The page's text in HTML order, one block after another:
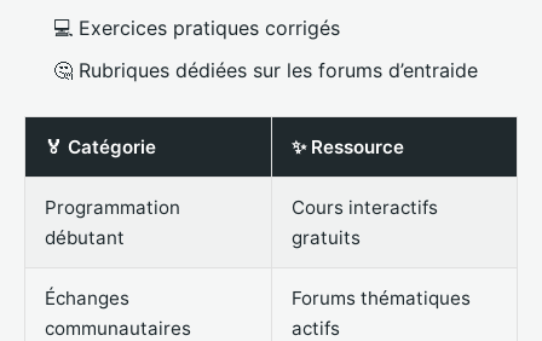
💻 Exercices pratiques corrigés
🤔 Rubriques dédiées sur les forums d’entraide
🏅 Catégorie ✨ Ressource
Programmation
débutant
Cours interactifs
gratuits
Échanges
communautaires
Forums thématiques
actifs